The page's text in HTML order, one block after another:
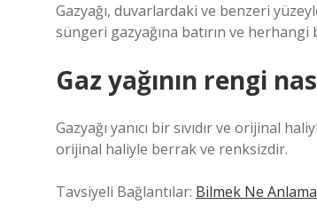
Gazyağı, duvarlardaki ve benzeri
süngeri gazyağına batırın ve herhangi
Gaz yağının rengi
Gazyağı yanıcı bir sıvıdır ve orijinal
orijinal haliyle berrak ve renksizdir.
Tavsiyeli Bağlantılar: Bilmek Ne Anlama